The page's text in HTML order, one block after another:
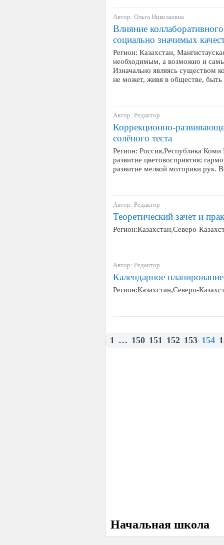
Автор: Ольга Николаевна
Влияние
социально значимых
Регион: Казахстан,
необходимым, а возможно и
Изначально являясь существом
не может, живя в обществе,
Автор: Редактор
Коррекционно-
солёного теста
Регион: Россия,Республика
развитие цветовосприятия;
развитие мелкой моторики рук.
Автор: Редактор
Теоретический зачет и
Регион:Казахстан,Северо-
Автор: Редактор
Календарное
Регион:Казахстан,Северо-
1 … 150 151 152 153 154
Начальная школа